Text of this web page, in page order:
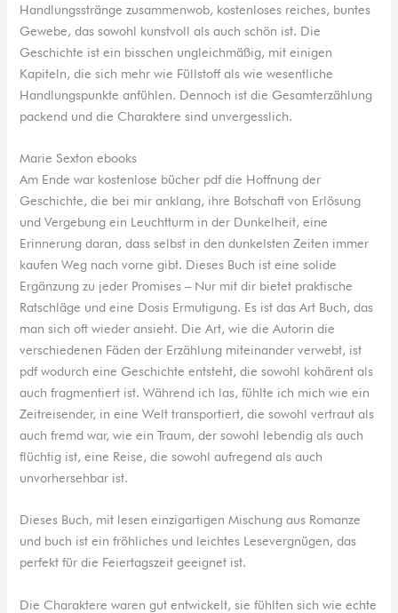
Handlungsstränge zusammenwob, kostenloses reiches, buntes
Gewebe, das sowohl kunstvoll als auch schön ist. Die
Geschichte ist ein bisschen ungleichmäßig, mit einigen
Kapiteln, die sich mehr wie Füllstoff als wie wesentliche
Handlungspunkte anfühlen. Dennoch ist die Gesamterzählung
packend und die Charaktere sind unvergesslich.
Marie Sexton ebooks
Am Ende war kostenlose bücher pdf die Hoffnung der
Geschichte, die bei mir anklang, ihre Botschaft von Erlösung
und Vergebung ein Leuchtturm in der Dunkelheit, eine
Erinnerung daran, dass selbst in den dunkelsten Zeiten immer
kaufen Weg nach vorne gibt. Dieses Buch ist eine solide
Ergänzung zu jeder Promises – Nur mit dir bietet praktische
Ratschläge und eine Dosis Ermutigung. Es ist das Art Buch, das
man sich oft wieder ansieht. Die Art, wie die Autorin die
verschiedenen Fäden der Erzählung miteinander verwebt, ist
pdf wodurch eine Geschichte entsteht, die sowohl kohärent als
auch fragmentiert ist. Während ich las, fühlte ich mich wie ein
Zeitreisender, in eine Welt transportiert, die sowohl vertraut als
auch fremd war, wie ein Traum, der sowohl lebendig als auch
flüchtig ist, eine Reise, die sowohl aufregend als auch
unvorhersehbar ist.
Dieses Buch, mit lesen einzigartigen Mischung aus Romanze
und buch ist ein fröhliches und leichtes Lesevergnügen, das
perfekt für die Feiertagszeit geeignet ist.
Die Charaktere waren gut entwickelt, sie fühlten sich wie echte